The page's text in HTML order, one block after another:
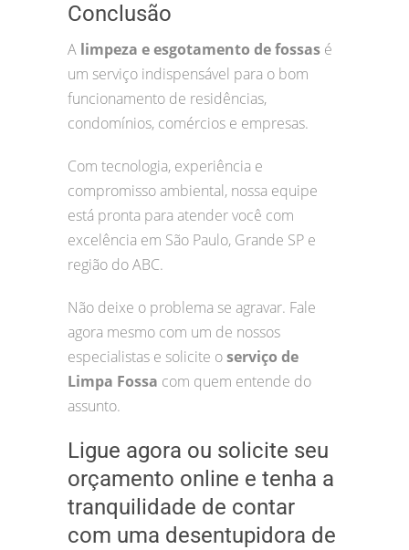
Conclusão
A limpeza e esgotamento de fossas é
um serviço indispensável para o bom
funcionamento de residências,
condomínios, comércios e empresas.
Com tecnologia, experiência e
compromisso ambiental, nossa equipe
está pronta para atender você com
excelência em São Paulo, Grande SP e
região do ABC.
Não deixe o problema se agravar. Fale
agora mesmo com um de nossos
especialistas e solicite oserviço de
Limpa Fossa com quem entende do
assunto.
Ligue agora ou solicite seu
orçamento online e tenha a
tranquilidade de contar
com uma desentupidora de